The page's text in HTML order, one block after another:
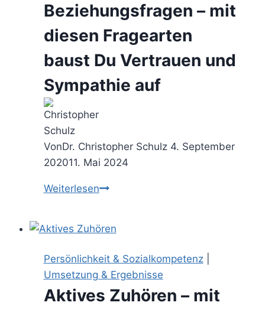
die
Macht
Fragen
Beziehungsfragen – mit
diesen Fragearten
baust Du Vertrauen und
Sympathie auf
VonDr. Christopher Schulz 4. September
202011. Mai 2024
WeiterlesenBeziehungsfragen
diesen
Fragearten
baust
Vertrauen
Persönlichkeit & Sozialkompetenz|
Umsetzung & Ergebnisse
Aktives Zuhören – mit